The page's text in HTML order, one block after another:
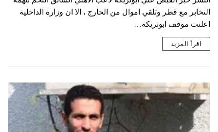
التخابر مع قطر وتلقي اموال من الخارج ، الا ان وزارة الداخلية
اعلنت موقف ابوتريكة…
اقرأ المزيد